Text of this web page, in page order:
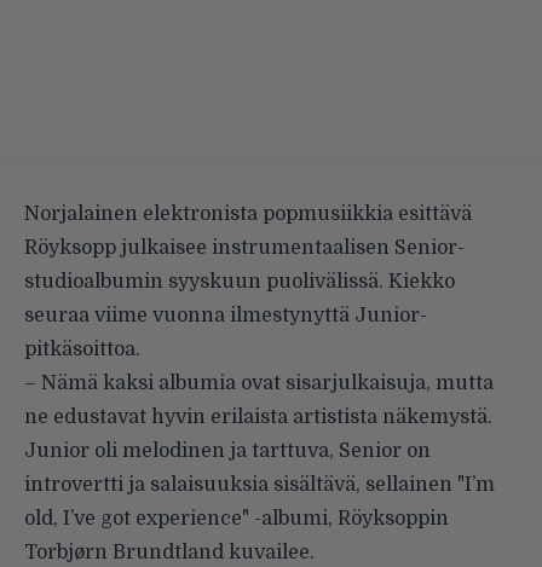
Norjalainen elektronista popmusiikkia esittävä
Röyksopp julkaisee instrumentaalisen Senior-
studioalbumin syyskuun puolivälissä. Kiekko
seuraa viime vuonna ilmestynyttä Junior-
pitkäsoittoa.
– Nämä kaksi albumia ovat sisarjulkaisuja, mutta
ne edustavat hyvin erilaista artistista näkemystä.
Junior oli melodinen ja tarttuva, Senior on
introvertti ja salaisuuksia sisältävä, sellainen "I’m
old, I’ve got experience" -albumi, Röyksoppin
Torbjørn Brundtland kuvailee.